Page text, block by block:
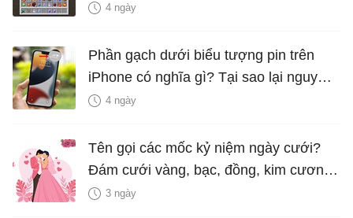
4 ngày
Phần gạch dưới biểu tượng pin trên
iPhone có nghĩa gì? Tại sao lại nguy
hiểm?
4 ngày
Tên gọi các mốc kỷ niệm ngày cưới?
Đám cưới vàng, bạc, đồng, kim cương
là bao nhiêu năm?
3 ngày